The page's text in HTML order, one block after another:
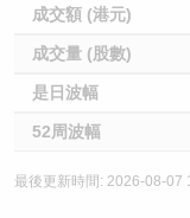
成交額 (港元)
成交量 (股數)
是日波幅
52周波幅
最後更新時間: 2026-08-07